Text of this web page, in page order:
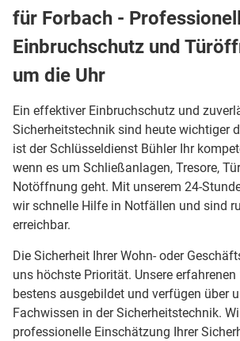
für Forbach -
Einbruchschutz und
um die Uhr
Ein effektiver Einbruchschutz und
Sicherheitstechnik sind heute wichtiger
ist der Schlüsseldienst Bühler Ihr
wenn es um Schließanlagen, Tresore,
Notöffnung geht. Mit unserem 24-
wir schnelle Hilfe in Notfällen und sind
erreichbar.
Die Sicherheit Ihrer Wohn- oder
uns höchste Priorität. Unsere
bestens ausgebildet und verfügen über
Fachwissen in der Sicherheitstechnik.
professionelle Einschätzung Ihrer